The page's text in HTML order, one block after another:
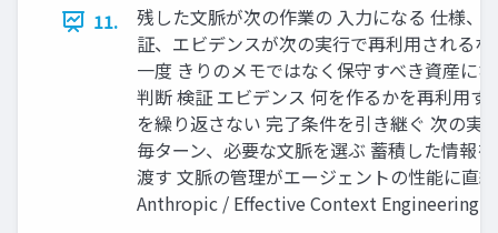
11.
残した文脈が次の作業の 入力になる 仕様、
証、エビデンスが次の実行で再利用される
一度 きりのメモではなく保守すべき資産に
判断 検証 エビデンス 何を作るかを再利用す
を繰り返さない 完了条件を引き継ぐ 次の実
毎ターン、必要な文脈を選ぶ 蓄積した情報
渡す 文脈の管理がエージェントの性能に直
Anthropic / Effective Context Engineering